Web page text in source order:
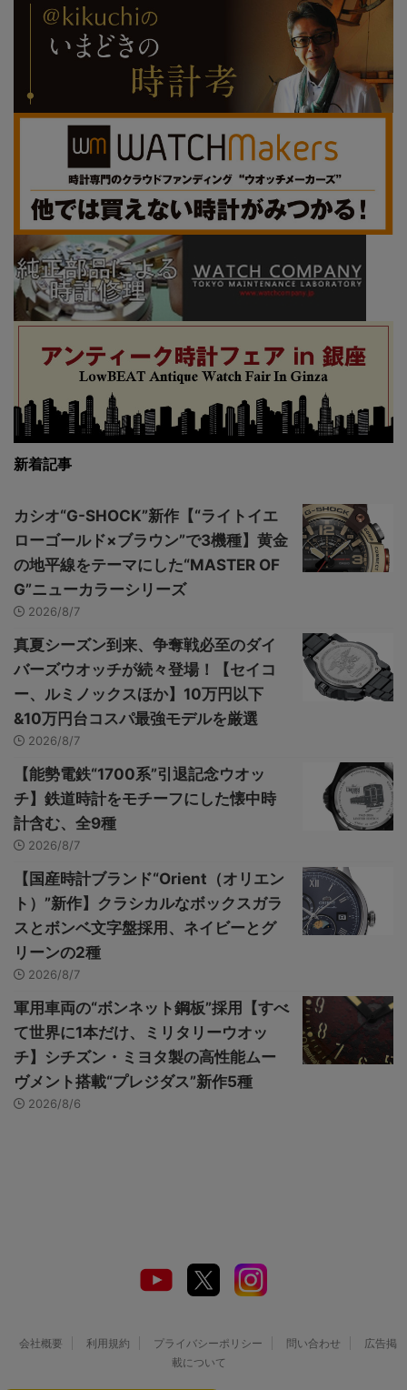
新着記事
カシオ“G-SHOCK”新作【“ライトイエ
ローゴールド×ブラウン”で3機種】黄金
の地平線をテーマにした“MASTER OF
G”ニューカラーシリーズ
2026/8/7
真夏シーズン到来、争奪戦必至のダイ
バーズウオッチが続々登場！【セイコ
ー、ルミノックスほか】10万円以下
&10万円台コスパ最強モデルを厳選
2026/8/7
【能勢電鉄“1700系”引退記念ウオッ
チ】鉄道時計をモチーフにした懐中時
計含む、全9種
2026/8/7
【国産時計ブランド“Orient（オリエン
ト）”新作】クラシカルなボックスガラ
スとボンベ文字盤採用、ネイビーとグ
リーンの2種
2026/8/7
軍用車両の“ボンネット鋼板”採用【すべ
て世界に1本だけ、ミリタリーウオッ
チ】シチズン・ミヨタ製の高性能ムー
ヴメント搭載“プレジダス”新作5種
2026/8/6
会社概要 利用規約 プライバシーポリシー 問い合わせ
広告掲
載について